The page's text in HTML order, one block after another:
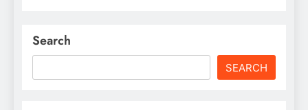
Search
SEARCH